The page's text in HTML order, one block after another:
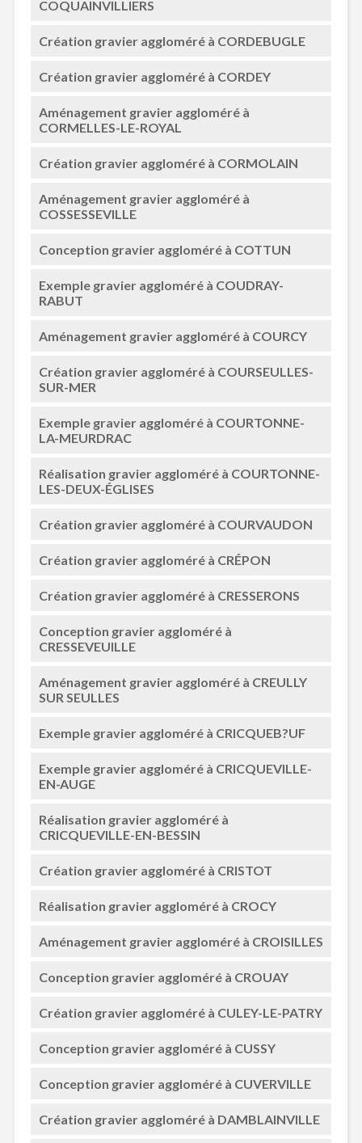
COQUAINVILLIERS
Création gravier aggloméré à CORDEBUGLE
Création gravier aggloméré à CORDEY
Aménagement gravier aggloméré à
CORMELLES-LE-ROYAL
Création gravier aggloméré à CORMOLAIN
Aménagement gravier aggloméré à
COSSESSEVILLE
Conception gravier aggloméré à COTTUN
Exemple gravier aggloméré à COUDRAY-
RABUT
Aménagement gravier aggloméré à COURCY
Création gravier aggloméré à COURSEULLES-
SUR-MER
Exemple gravier aggloméré à COURTONNE-
LA-MEURDRAC
Réalisation gravier aggloméré à COURTONNE-
LES-DEUX-ÉGLISES
Création gravier aggloméré à COURVAUDON
Création gravier aggloméré à CRÉPON
Création gravier aggloméré à CRESSERONS
Conception gravier aggloméré à
CRESSEVEUILLE
Aménagement gravier aggloméré à CREULLY
SUR SEULLES
Exemple gravier aggloméré à CRICQUEB?UF
Exemple gravier aggloméré à CRICQUEVILLE-
EN-AUGE
Réalisation gravier aggloméré à
CRICQUEVILLE-EN-BESSIN
Création gravier aggloméré à CRISTOT
Réalisation gravier aggloméré à CROCY
Aménagement gravier aggloméré à CROISILLES
Conception gravier aggloméré à CROUAY
Création gravier aggloméré à CULEY-LE-PATRY
Conception gravier aggloméré à CUSSY
Conception gravier aggloméré à CUVERVILLE
Création gravier aggloméré à DAMBLAINVILLE